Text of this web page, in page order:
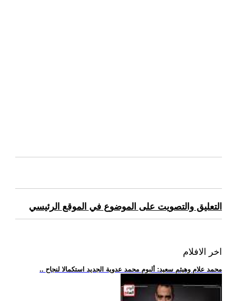
التعليق والتصويت على الموضوع في الموقع الرئيسي
اخر الافلام
.. محمد علام وهيثم سعيد: ألبوم محمد عدوية الجديد استكمالا لنجاح